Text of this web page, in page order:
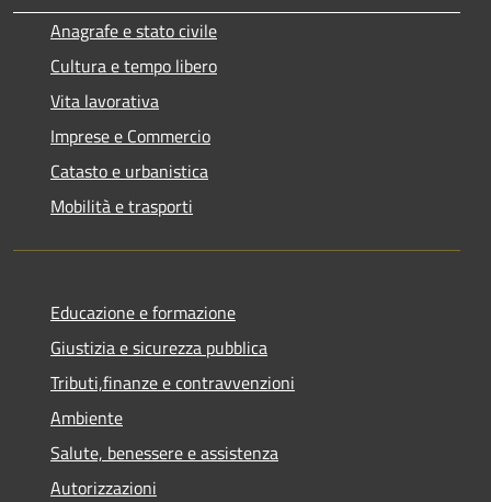
Anagrafe e stato civile
Cultura e tempo libero
Vita lavorativa
Imprese e Commercio
Catasto e urbanistica
Mobilità e trasporti
Educazione e formazione
Giustizia e sicurezza pubblica
Tributi,finanze e contravvenzioni
Ambiente
Salute, benessere e assistenza
Autorizzazioni